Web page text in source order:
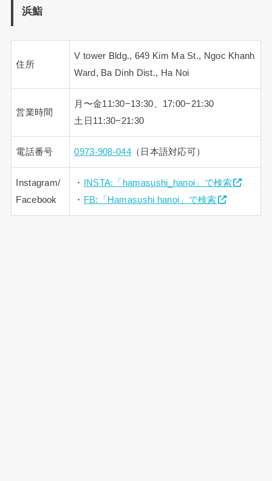
浜鮨
住所
V tower Bldg., 649 Kim Ma St., Ngoc Khanh
Ward, Ba Dinh Dist., Ha Noi
営業時間
月〜金11:30−13:30、17:00−21:30
土日11:30−21:30
電話番号 0973-908-044（日本語対応可）
Instagram/
Facebook
・ INSTA:「hamasushi_hanoi」で検索
・ FB:「Hamasushi hanoi」で検索